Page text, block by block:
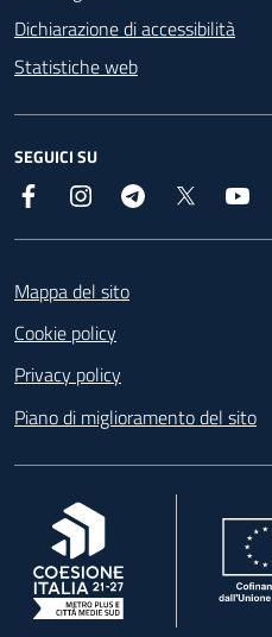
Dichiarazione di accessibilità
Statistiche web
SEGUICI SU
Facebook InstagramTelegram
Mappa del sito
Cookie policy
Privacy policy
Piano di miglioramento del sito
, apre in una nuova scheda